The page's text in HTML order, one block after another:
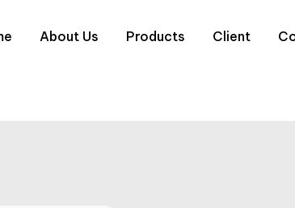
About Us Products Client